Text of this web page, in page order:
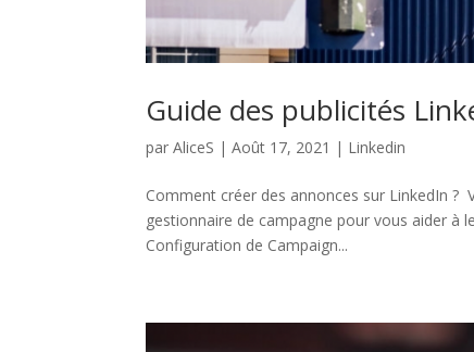
Guide des publicités
parAliceS| Août 17, 2021 | Linkedin
gestionnaire de campagne pour vous aider à
Configuration de Campaign...